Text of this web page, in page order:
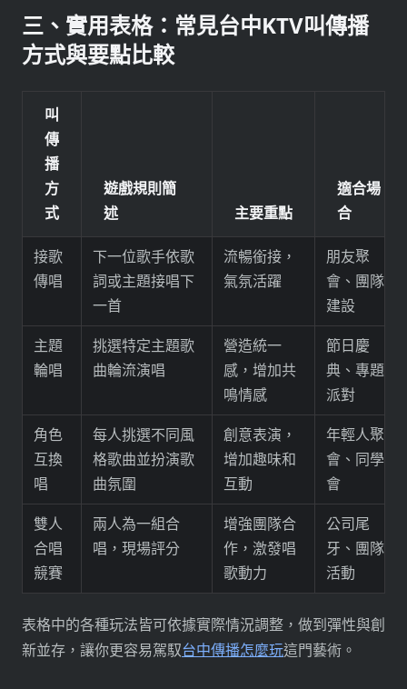
三、實用表格：常見台中KTV叫傳播
方式與要點比較
叫
傳
播
方
式
遊戲規則簡
述
主要重點
適合場
合
接歌
傳唱
下一位歌手依歌
詞或主題接唱下
一首
流暢銜接，
氣氛活躍
朋友聚
會、團隊
建設
主題
輪唱
挑選特定主題歌
曲輪流演唱
營造統一
感，增加共
鳴情感
節日慶
典、專題
派對
角色
互換
唱
每人挑選不同風
格歌曲並扮演歌
曲氛圍
創意表演，
增加趣味和
互動
年輕人聚
會、同學
會
雙人
合唱
競賽
兩人為一組合
唱，現場評分
增強團隊合
作，激發唱
歌動力
公司尾
牙、團隊
活動
表格中的各種玩法皆可依據實際情況調整，做到彈性與創
新並存，讓你更容易駕馭台中傳播怎麼玩這門藝術。